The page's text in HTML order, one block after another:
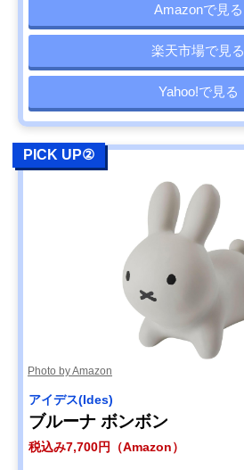
Amazonで見る
楽天市場で見る
Yahoo!で見る
PICK UP②
Photo by Amazon
アイデス(Ides)
ブルーナ ボンボン
税込み7,700円（Amazon）